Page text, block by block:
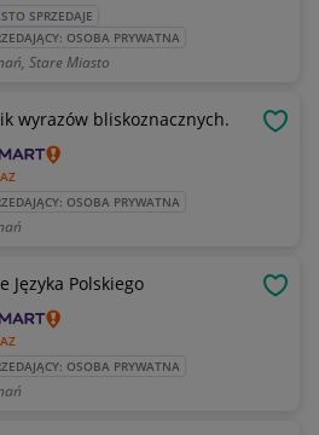
SPRZEDAJE
OSOBA PRYWATNA
Stare Miasto
wyrazów bliskoznacznych.
OSOBA PRYWATNA
Języka Polskiego
OSOBA PRYWATNA